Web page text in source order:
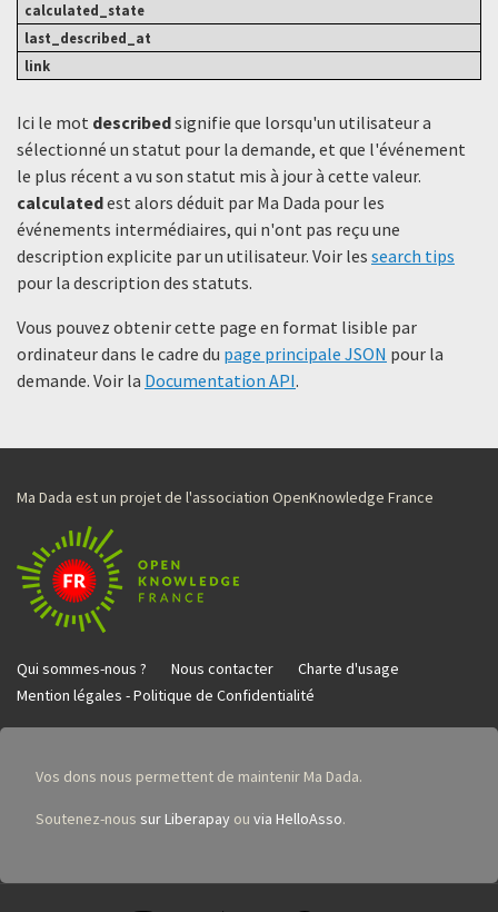
Ici le mot describedsignifie que lorsqu'un utilisateur a
sélectionné un statut ​​pour la demande, et que l'événement
le plus récent a vu son statut mis à jour à cette valeur.
calculatedest alors déduit par Ma Dada pour les
événements intermédiaires, qui n'ont pas reçu une
description explicite par un utilisateur. Voir les search tips
pour la description des statuts.
Vous pouvez obtenir cette page en format lisible par
ordinateur dans le cadre du page principale JSON pour la
demande. Voir la Documentation API.
Ma Dada est un projet de l'association OpenKnowledge France
Qui sommes-nous ? Nous contacter
Charte d'usage
Mention légales - Politique de Confidentialité
Vos dons nous permettent de maintenir Ma Dada.
Soutenez-nous sur Liberapay ou via HelloAsso.